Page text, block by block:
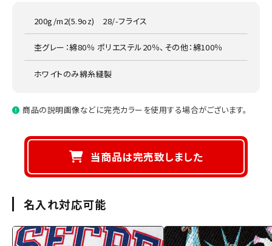
200g/m2(5.9oz) 28/-フライス
杢グレー：綿80％ ポリエステル20％、その他：綿100％
ホワイトのみ綿糸縫製
商品の説明画像などに完売カラーを使用する場合がございます。
当商品は完売致しました
名入れ対応可能